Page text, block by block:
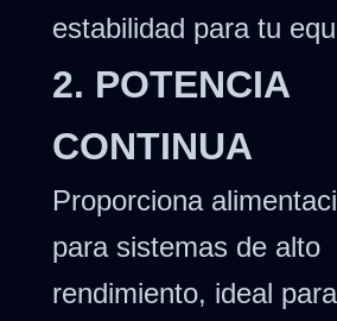
estabilidad para tu
2. POTENCIA
CONTINUA
Proporciona
para sistemas de alto
rendimiento, ideal para